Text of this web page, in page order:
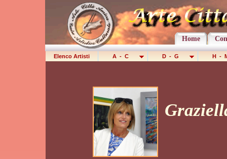
Home
Elenco Artisti A - C D - G H -